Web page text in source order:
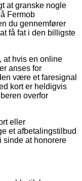
at granske nogle
Fermob
du gennemfører
få fat i den billigste
at hvis en online
anses for
være et faresignal
kort er heldigvis
overfor
eller
et afbetalingstilbud
sinde at honorere